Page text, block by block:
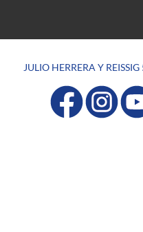
JULIO HERRERA Y